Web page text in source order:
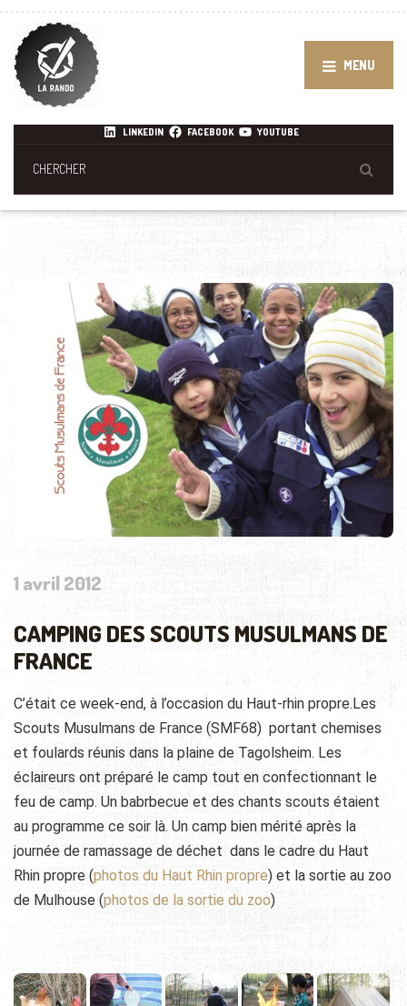
MENU
LINKEDIN FACEBOOK YOUTUBE
1 avril 2012
CAMPING DES SCOUTS MUSULMANS DE
FRANCE
C’était ce week-end, à l’occasion du Haut-rhin propre.Les
Scouts Musulmans de France (SMF68) portant chemises
et foulards réunis dans la plaine de Tagolsheim. Les
éclaireurs ont préparé le camp tout en confectionnant le
feu de camp. Un babrbecue et des chants scouts étaient
au programme ce soir là. Un camp bien mérité après la
journée de ramassage de déchet dans le cadre du Haut
Rhin propre (photos du Haut Rhin propre) et la sortie au zoo
de Mulhouse (photos de la sortie du zoo)